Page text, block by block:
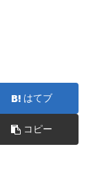
はてブ
コピー